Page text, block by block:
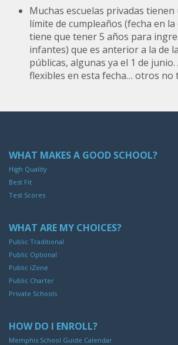
Muchas escuelas privadas tienen
límite de cumpleaños (fecha en
tiene que tener 5 años para
infantes) que es anterior a la de
públicas, algunas ya el 1 de
flexibles en esta fecha… otros no
WHAT MAKES A GOOD SCHOOL?
High Quality
Best Fit
Test Scores
WHAT ARE MY CHOICES?
Public Traditional
Public Optional
Public iZone
Public Charter
Private Schools
HOW DO I ENROLL?
Memphis School Guide Calendar